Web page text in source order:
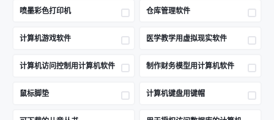
喷墨彩色打印机 仓库管理软件
计算机游戏软件 医学教学用虚拟现实软件
计算机访问控制用计算机软件 制作财务模型用计算机软件
鼠标脚垫 计算机键盘用键帽